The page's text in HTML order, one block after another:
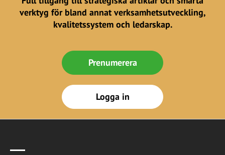
verktyg för bland annat verksamhetsutveckling,
kvalitetssystem och ledarskap.
Prenumerera
Logga in